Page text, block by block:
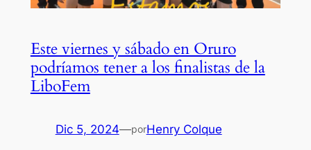
Este viernes y sábado en Oruro
podríamos tener a los finalistas de la
LiboFem
Dic 5, 2024—porHenry Colque